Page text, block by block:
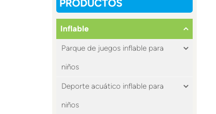
PRODUCTOS
Inflable
Parque de juegos inflable para
niños
Deporte acuático inflable para
niños